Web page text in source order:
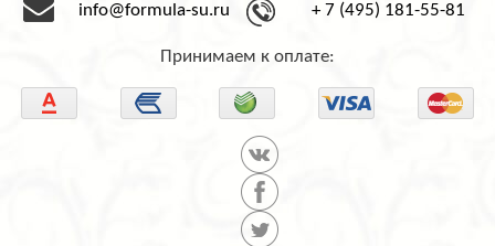
info@formula-su.ru + 7 (495) 181-55-81
Принимаем к оплате: